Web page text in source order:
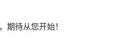
期待从您开始！